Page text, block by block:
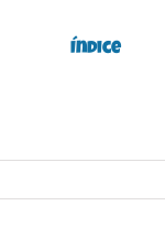
Índice